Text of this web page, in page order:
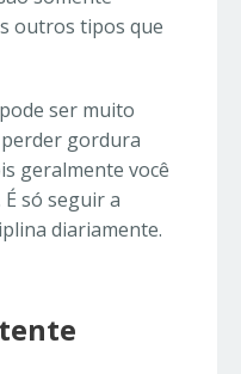
outros tipos que
ser muito
gordura
geralmente você
só seguir a
diariamente.